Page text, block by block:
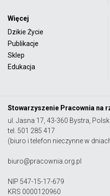
Więcej
Dzikie Życie
Publikacje
Sklep
Edukacja
Stowarzyszenie Pracownia na
ul. Jasna 17, 43-360 Bystra,
tel. 501 285 417
(biuro i telefon nieczynne w
biuro@pracownia.org.pl
NIP 547-15-17-679
KRS 0000120960